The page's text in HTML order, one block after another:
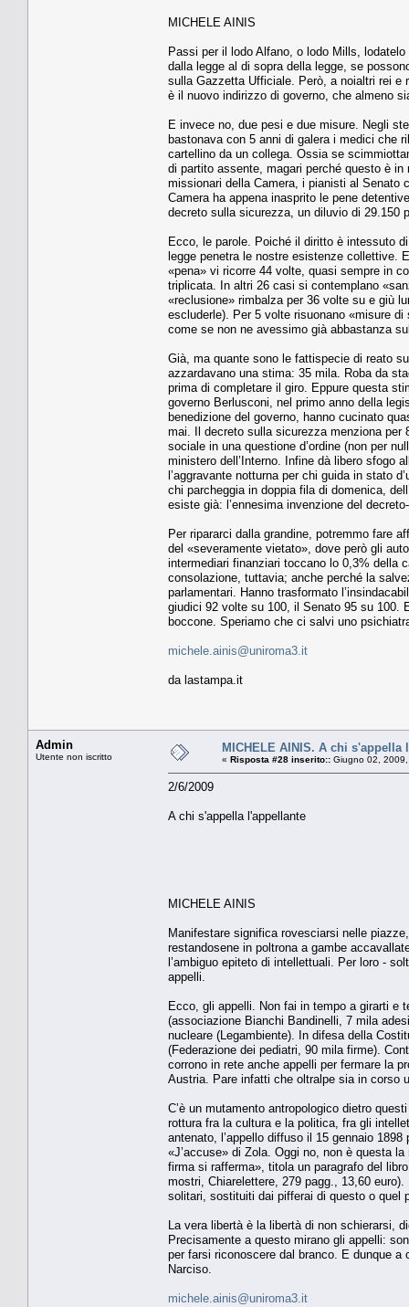
MICHELE AINIS
Passi per il lodo Alfano, o lodo Mills,
dalla legge al di sopra della legge, se
sulla Gazzetta Ufficiale. Però, a noialtri rei e
è il nuovo indirizzo di governo, che almeno
E invece no, due pesi e due misure. Negli
bastonava con 5 anni di galera i medici che
cartellino da un collega. Ossia se
di partito assente, magari perché questo è
missionari della Camera, i pianisti al Senato
Camera ha appena inasprito le pene
decreto sulla sicurezza, un diluvio di 29.150
Ecco, le parole. Poiché il diritto è intessuto
legge penetra le nostre esistenze collettive.
«pena» vi ricorre 44 volte, quasi sempre in
triplicata. In altri 26 casi si contemplano
«reclusione» rimbalza per 36 volte su e giù
escluderle). Per 5 volte risuonano «misure
come se non ne avessimo già abbastanza
Già, ma quante sono le fattispecie di reato
azzardavano una stima: 35 mila. Roba da
prima di completare il giro. Eppure questa
governo Berlusconi, nel primo anno della
benedizione del governo, hanno cucinato
mai. Il decreto sulla sicurezza menziona per
sociale in una questione d’ordine (non per
ministero dell’Interno. Infine dà libero sfogo
l’aggravante notturna per chi guida in stato
chi parcheggia in doppia fila di domenica,
esiste già: l’ennesima invenzione del
Per ripararci dalla grandine, potremmo fare
del «severamente vietato», dove però gli
intermediari finanziari toccano lo 0,3% della
consolazione, tuttavia; anche perché la
parlamentari. Hanno trasformato
giudici 92 volte su 100, il Senato 95 su 100.
boccone. Speriamo che ci salvi uno
michele.ainis@uniroma3.it
da lastampa.it
Admin
Utente non iscritto
MICHELE AINIS. A chi s'appella
« Risposta #28 inserito:: Giugno 02,
2/6/2009
A chi s'appella l'appellante
MICHELE AINIS
Manifestare significa rovesciarsi nelle
restandosene in poltrona a gambe
l’ambiguo epiteto di intellettuali. Per loro -
appelli.
Ecco, gli appelli. Non fai in tempo a girarti e
(associazione Bianchi Bandinelli, 7 mila
nucleare (Legambiente). In difesa della
(Federazione dei pediatri, 90 mila firme).
corrono in rete anche appelli per fermare la
Austria. Pare infatti che oltralpe sia in corso
C’è un mutamento antropologico dietro
rottura fra la cultura e la politica, fra gli
antenato, l’appello diffuso il 15 gennaio
«J’accuse» di Zola. Oggi no, non è questa
firma si rafferma», titola un paragrafo del
mostri, Chiarelettere, 279 pagg., 13,60
solitari, sostituiti dai pifferai di questo o quel
La vera libertà è la libertà di non schierarsi,
Precisamente a questo mirano gli appelli:
per farsi riconoscere dal branco. E dunque a
Narciso.
michele.ainis@uniroma3.it